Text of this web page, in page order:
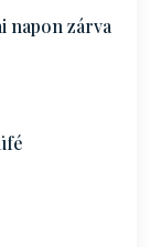
napon zárva